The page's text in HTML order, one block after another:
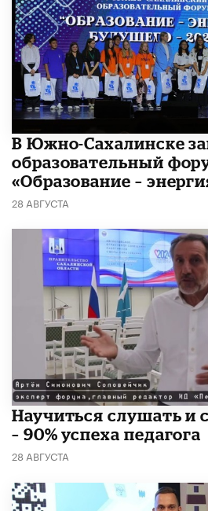
В Южно-Сахалинске
образовательный
«Образование –
28 АВГУСТА
Научиться слушать и
– 90% успеха педагога
28 АВГУСТА